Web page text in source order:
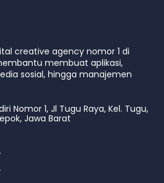
creative agency nomor 1 di
membuat aplikasi,
sosial, hingga manajemen
Nomor 1, Jl Tugu Raya, Kel. Tugu,
Jawa Barat